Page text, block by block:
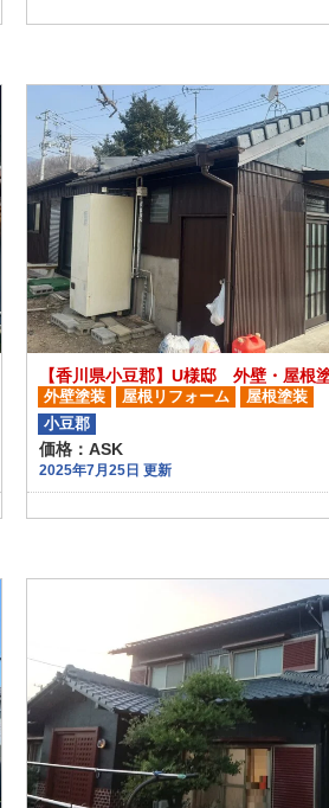
価格：ASK
2025年7月25日 更新
外壁塗装 屋根リフォーム
屋根塗装
屋根茸き替え
小豆郡